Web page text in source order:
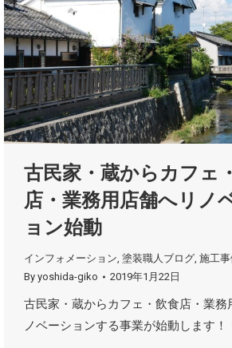
古民家・蔵からカフェ
店・業務用店舗へリノ
ョン始動
インフォメーション, 塗装職人ブログ, 施工事
By yoshida-giko 2019年1月22日
古民家・蔵からカフェ・飲食店・業務
ノベーションする事業が始動します！